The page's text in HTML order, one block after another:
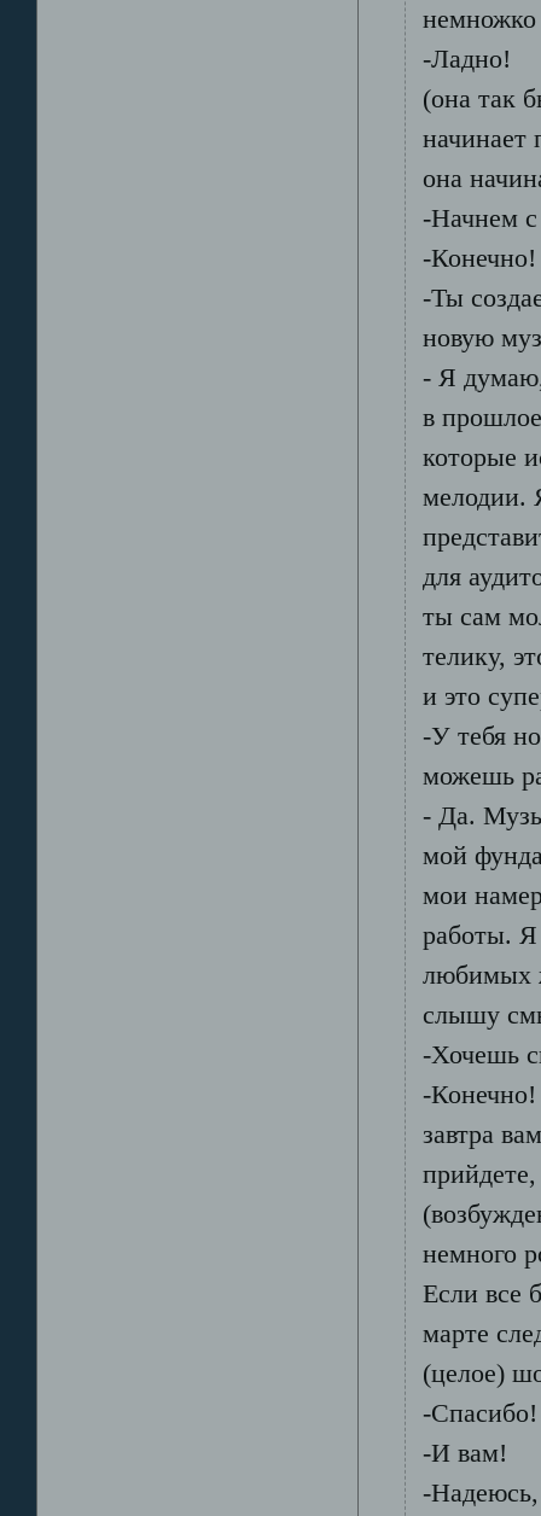
немножко
-Ладно!
(она так
начинает
она
-Начнем с
-Конечно!
-Ты
новую
- Я
в
которые
мелодии.
для
ты сам
телику,
и это
-У тебя
можешь
- Да.
мой
мои
работы.
любимых
слышу
-Хочешь
-Конечно!
завтра
немного
Если все
марте
(целое)
-Спасибо!
-И вам!
-Надеюсь,